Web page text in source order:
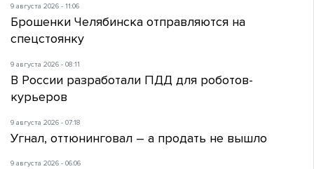
9 августа 2026 - 11:06
Брошенки Челябинска отправляются на
спецстоянку
9 августа 2026 - 08:11
В России разработали ПДД для роботов-
курьеров
9 августа 2026 - 07:18
Угнал, оттюнинговал – а продать не вышло
9 августа 2026 - 06:06